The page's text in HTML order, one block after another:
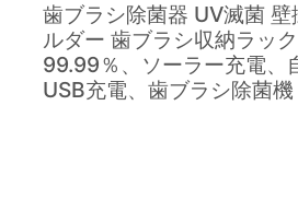
歯ブラシ除菌器 UV滅菌
ルダー 歯ブラシ収納ラッ
99.99％、ソーラー充電、
USB充電、歯ブラシ除菌機